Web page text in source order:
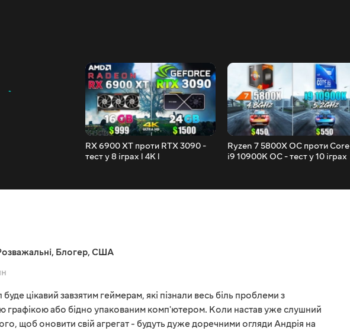
RX 6900 XT проти RTX 3090 -
тест у 8 іграх l 4K l
Ryzen 7 5800X OC проти Core
i9 10900K OC - тест у 10 іграх
, Блогер, США
цікавий завзятим геймерам, які пізнали весь біль проблеми з
графікою або бідно упакованим комп'ютером. Коли настав уже слушний
щоб оновити свій агрегат - будуть дуже доречними огляди Андрія на